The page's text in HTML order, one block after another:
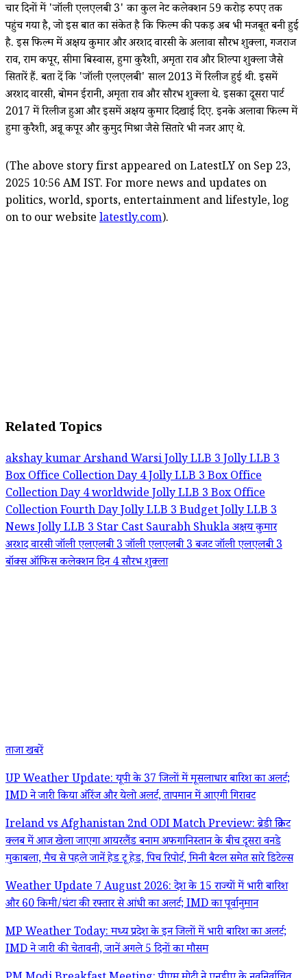
चार दिनों में 'जॉली एलएलबी 3' का कुल नेट कलेक्शन 59 करोड़ रुपए तक
पहुंच गया है, जो इस बात का संकेत है कि फिल्म की पकड़ अब भी मजबूत बनी हुई
है. इस फिल्म में अक्षय कुमार और अरशद वारसी के अलावा सौरभ शुक्ला, गजराज
राव, राम कपूर, सीमा बिस्वास, हुमा कुरैशी, अमृता राव और शिल्पा शुक्ला जैसे
सितारें हैं. बता दें कि 'जॉली एलएलबी' साल 2013 में रिलीज हुई थी. इसमें
अरशद वारसी, बोमन ईरानी, अमृता राव और सौरभ शुक्ला थे. इसका दूसरा पार्ट
2017 में रिलीज हुआ और इसमें अक्षय कुमार दिखाई दिए. इनके अलावा फिल्म में
हुमा कुरैशी, अन्नू कपूर और कुमुद मिश्रा जैसे सितारे भी नजर आए थे.
(The above story first appeared on LatestLY on Sep 23,
2025 10:56 AM IST. For more news and updates on
politics, world, sports, entertainment and lifestyle, log
on to our website latestly.com).
Related Topics
akshay kumarArshand WarsiJolly LLB 3Jolly LLB 3
Box Office Collection Day 4Jolly LLB 3 Box Office
Collection Day 4 worldwideJolly LLB 3 Box Office
Collection Fourth DayJolly LLB 3 BudgetJolly LLB 3
NewsJolly LLB 3 Star CastSaurabh Shuklaअक्षय कुमार
अरशद वारसीजॉली एलएलबी 3जॉली एलएलबी 3 बजटजॉली एलएलबी 3
बॉक्स ऑफिस कलेक्शन दिन 4सौरभ शुक्ला
ताजा खबरें
UP Weather Update: यूपी के 37 जिलों में मूसलाधार बारिश का अलर्ट;
IMD ने जारी किया ऑरेंज और येलो अलर्ट, तापमान में आएगी गिरावट
Ireland vs Afghanistan 2nd ODI Match Preview: ब्रेडी क्रिकेट
क्लब में आज खेला जाएगा आयरलैंड बनाम अफगानिस्तान के बीच दूसरा वनडे
मुकाबला, मैच से पहले जानें हेड टू हेड, पिच रिपोर्ट, मिनी बैटल समेत सारे डिटेल्स
Weather Update 7 August 2026: देश के 15 राज्यों में भारी बारिश
और 60 किमी/घंटा की रफ्तार से आंधी का अलर्ट; IMD का पूर्वानुमान
MP Weather Today: मध्य प्रदेश के इन जिलों में भारी बारिश का अलर्ट;
IMD ने जारी की चेतावनी, जानें अगले 5 दिनों का मौसम